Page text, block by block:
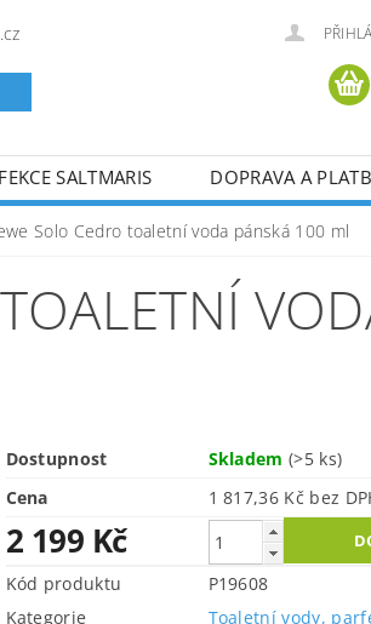
SALTMARIS
DOPRAVA A
Solo Cedro toaletní voda pánská 100 ml
Dostupnost Skladem(>5 ks)
Cena
1 817,36 Kč bez
2 199 Kč
Kód produktu
P19608
Kategorie
Toaletní vody,